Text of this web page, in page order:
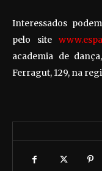
Interessados
pelo site
academia de
Ferragut, 129, na